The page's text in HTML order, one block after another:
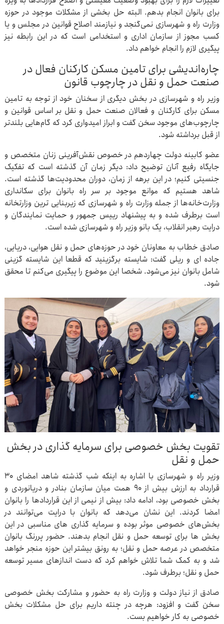
برای بانوان انجام بدهم. البته حل بخشی از مشکلات موجود در حوزه
وزارت راه و شهرسازی نمی‌گنجد و نیازمند اصلاح قوانین در مجلس و یا
کسب مجوز از سازمان اداری و استخدامی است که در این رابطه نیز
پیگیری لازم را انجام خواهم داد.
چاره‌اندیشی برای تامین مسکن کارکنان فعال در
صنعت حمل و نقل در چارچوب قانون
وزیر راه و شهرسازی در بخش دیگری از سخنان خود از توجه به تامین
مسکن برای کارکنان و فعالان صنعت حمل و نقل بر اساس قوانین و
چارچوب‌های موجود سخن گفت و ابراز امیدواری کرد که گام‌هایی بلندتر
از قبل برداشته شود.
عضو کابینه دولت چهاردهم در خصوص نقش‌آفرینی زنان متخصص و
جایگاه رفیع آنان توضیح داد: دیگر زمان آن گذشته است که تفکیک
جنسیتی کنیم؛ در این برهه از زمان، دوران محدودیت‌ها گذشته است.
شاهد هستیم که موانع موجود بر سر راه بانوان برای سکانداری
وزارت‌خانه‌ها از جمله وزارت راه و شهرسازی که زیربنایی ترین وزارتخانه
است برطرف شده و به پیشنهاد رییس جمهور و حمایت نمایندگان و
درایت رهبر انقلاب، یک بانو وزیر راه و شهرسازی شده است.
صادق خطاب به معاونان خود در حوزه‌های حمل و نقل هوایی، دریایی،
جاده ای و ریلی گفت: شایسته برگزینید که قطعا این شایسته گزینی
شامل بانوان نیز می‌شود. شخصا این موضوع را پیگیری می‌کنم تا محقق
شود.
تقویت بخش خصوصی برای سرمایه گذاری در بخش
حمل و نقل
وزیر راه و شهرسازی با اشاره به اینکه شب گذشته شاهد امضای ۳۰
قرارداد به ارزش بیش از ۹۰ همت میان سازمان بنادر و دریانوردی و
بخش خصوصی بود، ادامه داد: بیش از نیمی از این قراردادها را بانوان
امضا کردند. این نشان می‌دهد که بانوان با درایت می‌توانند در
بخش‌های خصوصی موثر بوده و سرمایه گذاری های مناسبی در این
بخش ها برای توسعه حمل و نقل انجام بدهند. حضور پررنگ بانوان
متخصص در عرصه حمل و نقل؛ به رونق بیشتر این حوزه منجر خواهد
شد و به کمک شما تلاش خواهم کرد که دست اندازهای مسیر توسعه
حمل و نقل؛ برطرف شود.
صادق از نیاز دولت و وزارت راه به حضور و مشارکت بخش خصوصی
سخن گفت و افزود: هرچه در چنته داریم برای حل مشکلات بخش
خصوصی به کار خواهیم بست.